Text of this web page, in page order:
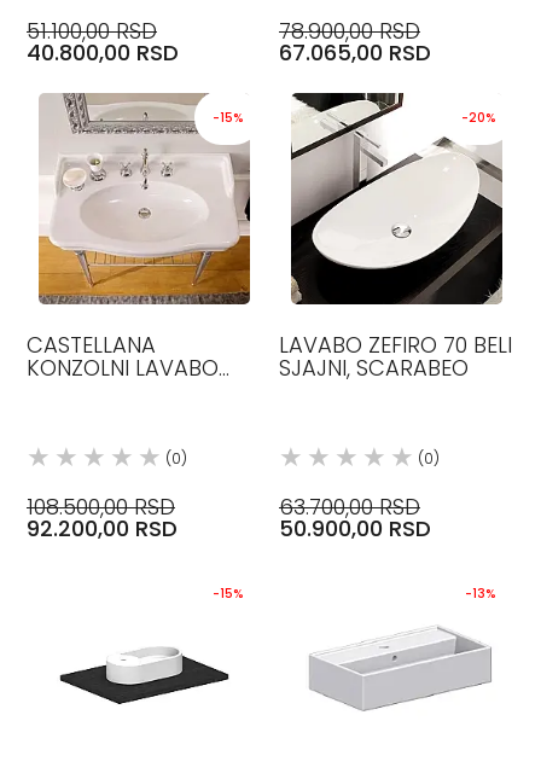
51.100,00 RSD
40.800,00 RSD
78.900,00 RSD
67.065,00 RSD
-15%
CASTELLANA
KONZOLNI LAVABO
(0)
108.500,00 RSD
92.200,00 RSD
-20%
LAVABO ZEFIRO 70 BELI
SJAJNI, SCARABEO
(0)
63.700,00 RSD
50.900,00 RSD
-15% -13%